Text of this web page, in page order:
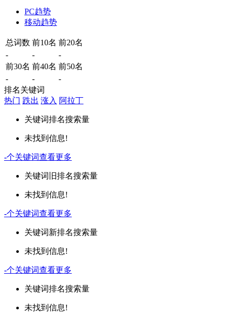
PC趋势
移动趋势
总词数 前10名 前20名
-
-
-
前30名 前40名 前50名
-
-
-
排名关键词
热门 跌出 涨入 阿拉丁
关键词排名搜索量
未找到信息!
-个关键词查看更多
关键词 旧排名搜索量
未找到信息!
-个关键词查看更多
关键词新排名搜索量
未找到信息!
-个关键词查看更多
关键词排名搜索量
未找到信息!